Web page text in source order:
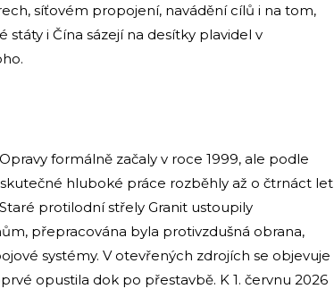
síťovém propojení, navádění cílů i na tom,
i Čína sázejí na desítky plavidel v
formálně začaly v roce 1999, ale podle
hluboké práce rozběhly až o čtrnáct let
protilodní střely Granit ustoupily
přepracována byla protivzdušná obrana,
systémy. V otevřených zdrojích se objevuje
opustila dok po přestavbě. K 1. červnu 2026